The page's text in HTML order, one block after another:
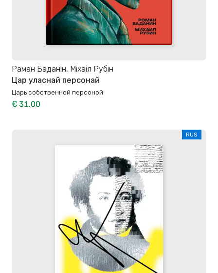
Раман Баданін, Міхаіл Рубін
Цар уласнай персонай
Царь собственной персоной
€ 31.00
RUS